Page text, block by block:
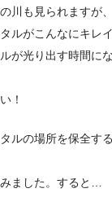
川も見られますが、
ルがこんなにキレ
が光り出す時間に
！
ルの場所を保全す
ました。すると…